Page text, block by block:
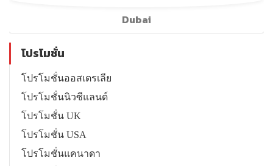
Dubai
โปรโมชั่น
โปรโมชั่นออสเตรเลีย
โปรโมชั่นนิวซีแลนด์
โปรโมชั่น UK
โปรโมชั่น USA
โปรโมชั่นแคนาดา